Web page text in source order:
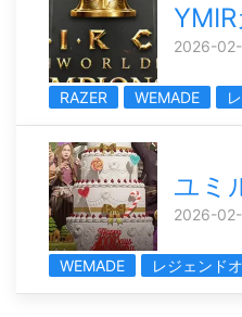
2026-
RAZER WEMADE
ユミ
2026-
WEMADE レジェンド